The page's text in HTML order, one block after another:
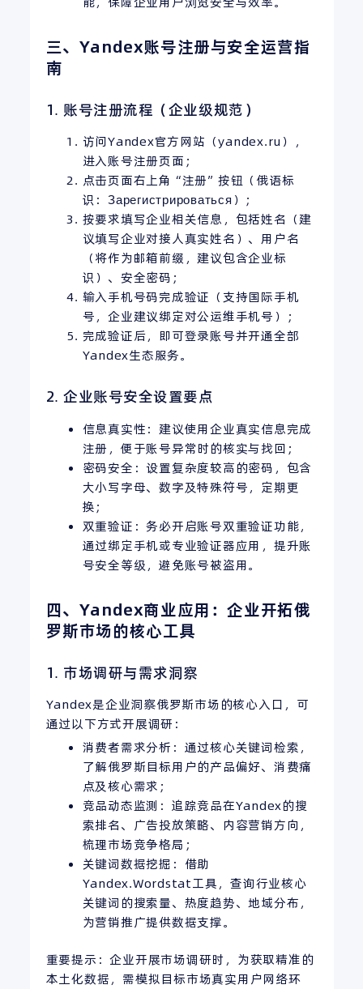
三、Yandex账号注册与安全运营指
南
1. 账号注册流程（企业级规范）
访问Yandex官方网站（yandex.ru），
进入账号注册页面；
点击页面右上角“注册”按钮（俄语标
识：Зарегистрироваться）；
按要求填写企业相关信息，包括姓名（建
议填写企业对接人真实姓名）、用户名
（将作为邮箱前缀，建议包含企业标
识）、安全密码；
输入手机号码完成验证（支持国际手机
号，企业建议绑定对公运维手机号）；
完成验证后，即可登录账号并开通全部
Yandex生态服务。
2. 企业账号安全设置要点
信息真实性：建议使用企业真实信息完成
注册，便于账号异常时的核实与找回；
密码安全：设置复杂度较高的密码，包含
大小写字母、数字及特殊符号，定期更
换；
双重验证：务必开启账号双重验证功能，
通过绑定手机或专业验证器应用，提升账
号安全等级，避免账号被盗用。
四、Yandex商业应用：企业开拓俄
罗斯市场的核心工具
1. 市场调研与需求洞察
Yandex是企业洞察俄罗斯市场的核心入口，可
通过以下方式开展调研：
消费者需求分析：通过核心关键词检索，
了解俄罗斯目标用户的产品偏好、消费痛
点及核心需求；
竞品动态监测：追踪竞品在Yandex的搜
索排名、广告投放策略、内容营销方向，
梳理市场竞争格局；
关键词数据挖掘：借助
Yandex.Wordstat工具，查询行业核心
关键词的搜索量、热度趋势、地域分布，
为营销推广提供数据支撑。
重要提示：企业开展市场调研时，为获取精准的
本土化数据，需模拟目标市场真实用户网络环